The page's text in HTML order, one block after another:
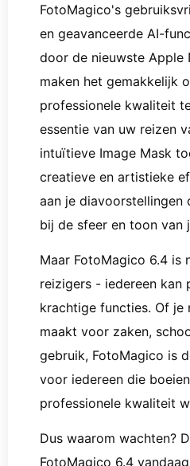
FotoMagico's
en geavanceerde AI-
door de nieuwste Apple
maken het gemakkelijk
professionele kwaliteit
essentie van uw reizen
intuïtieve Image Mask
creatieve en artistieke
aan je diavoorstellingen
bij de sfeer en toon van
Maar FotoMagico 6.4 is
reizigers - iedereen kan
krachtige functies. Of je
maakt voor zaken,
gebruik, FotoMagico is
voor iedereen die
professionele kwaliteit
Dus waarom wachten?
FotoMagico 6.4